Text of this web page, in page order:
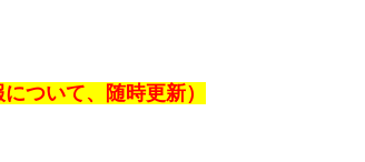
ついて、随時更新）